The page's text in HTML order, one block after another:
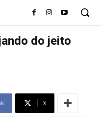
do jeito
X